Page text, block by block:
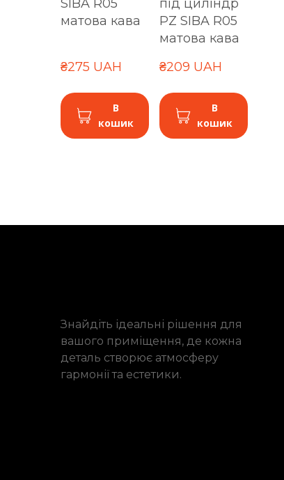
SIBA R05
матова кава
₴275 UAH
В
кошик
під циліндр
PZ SIBA R05
матова кава
₴209 UAH
В
кошик
Знайдіть ідеальні рішення для
вашого приміщення, де кожна
деталь створює атмосферу
гармонії та естетики.